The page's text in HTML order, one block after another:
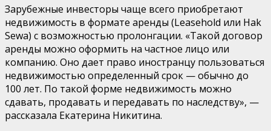
Зарубежные инвесторы чаще всего приобретают
недвижимость в формате аренды (Leasehold или Hak
Sewa) с возможностью пролонгации. «Такой договор
аренды можно оформить на частное лицо или
компанию. Оно дает право иностранцу пользоваться
недвижимостью определенный срок — обычно до
100 лет. По такой форме недвижимость можно
сдавать, продавать и передавать по наследству», —
рассказала Екатерина Никитина.